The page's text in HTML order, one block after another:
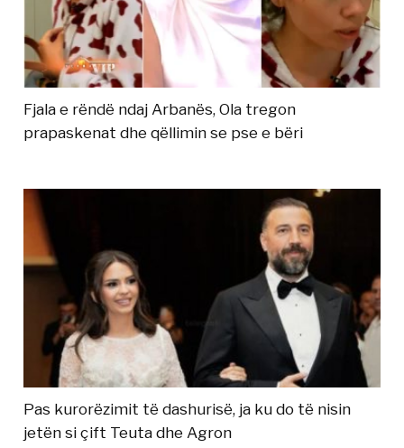
Fjala e rëndë ndaj Arbanës, Ola tregon
prapaskenat dhe qëllimin se pse e bëri
Pas kurorëzimit të dashurisë, ja ku do të nisin
jetën si çift Teuta dhe Agron